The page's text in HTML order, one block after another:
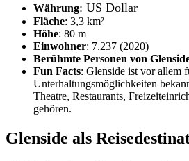
Währung: US Dollar
Fläche: 3,3 km²
Höhe: 80 m
Einwohner: 7.237 (2020)
Berühmte Personen von
Fun Facts: Glenside ist vor allem
Unterhaltungsmöglichkeiten
Theatre, Restaurants,
gehören.
Glenside als